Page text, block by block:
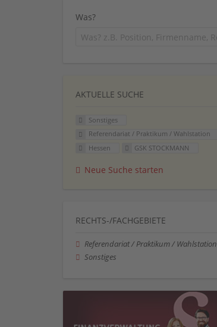
Was?
AKTUELLE SUCHE
Sonstiges
Referendariat / Praktikum / Wahlstation
Hessen
GSK STOCKMANN
Neue Suche starten
RECHTS-/FACHGEBIETE
Referendariat / Praktikum / Wahlstation
Sonstiges